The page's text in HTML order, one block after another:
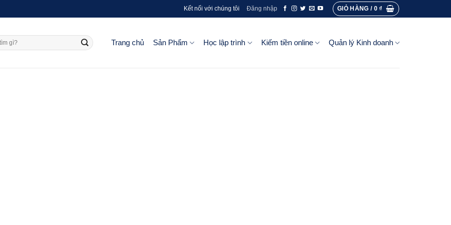
Kết nối với chúng tôi Đăng nhập GIỎ HÀNG / 0₫
Trang chủ Sản Phẩm Học lập trình Kiếm tiền online Quản lý Kinh doanh